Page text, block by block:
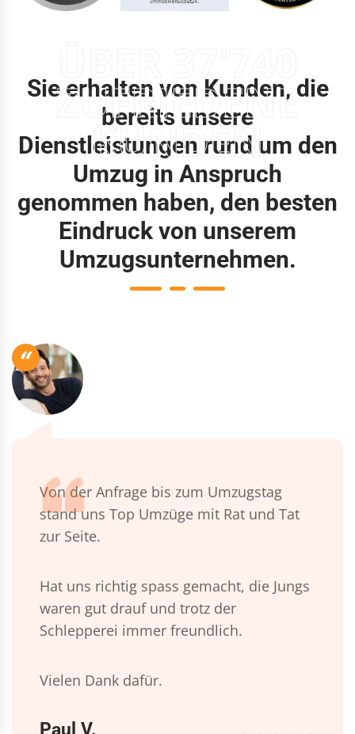
ZUFRIEDENE
KUNDEN
Sie erhalten von Kunden, die
bereits unsere
Dienstleistungen rund um den
Umzug in Anspruch
genommen haben, den besten
Eindruck von unserem
Umzugsunternehmen.
“
Von der Anfrage bis zum Umzugstag
stand uns Top Umzüge mit Rat und Tat
zur Seite.
Hat uns richtig spass gemacht, die Jungs
waren gut drauf und trotz der
Schlepperei immer freundlich.
Vielen Dank dafür.
Paul V.